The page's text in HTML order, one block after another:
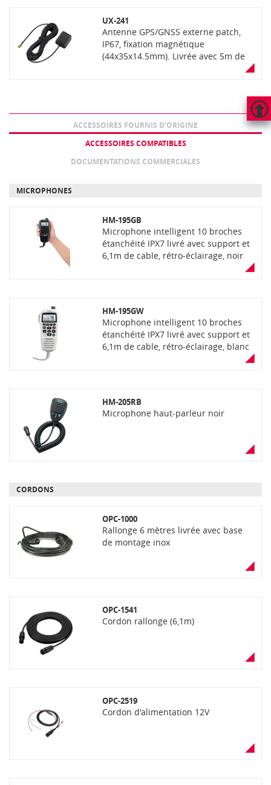
HAUT
DE
UX-241
Antenne GPS/GNSS externe patch,
IP67, fixation magnétique
(44x35x14.5mm). Livrée avec 5m de
ACCESSOIRES FOURNIS D’ORIGINE
ACCESSOIRES COMPATIBLES
DOCUMENTATIONS COMMERCIALES
MICROPHONES
HM-195GB
Microphone intelligent 10 broches
étanchéité IPX7 livré avec support et
6,1m de cable, rétro-éclairage, noir
HM-195GW
Microphone intelligent 10 broches
étanchéité IPX7 livré avec support et
6,1m de cable, rétro-éclairage, blanc
HM-205RB
Microphone haut-parleur noir
CORDONS
OPC-1000
Rallonge 6 mètres livrée avec base
de montage inox
OPC-1541
Cordon rallonge (6,1m)
OPC-2519
Cordon d'alimentation 12V